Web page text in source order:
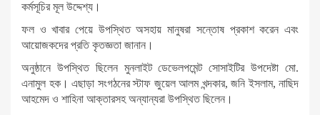
কর্মসূচির মূল উদ্দেশ্য।
ফল ও খাবার পেয়ে উপস্থিত অসহায় মানুষরা সন্তোষ প্রকাশ করেন এবং
আয়োজকদের প্রতি কৃতজ্ঞতা জানান।
অনুষ্ঠানে উপস্থিত ছিলেন মুনলাইট ডেভেলপমেন্ট সোসাইটির উপদেষ্টা মো.
এনামুল হক। এছাড়া সংগঠনের স্টাফ জুয়েল আলম খন্দকার, জনি ইসলাম, নাছিদ
আহমেদ ও শাহিনা আক্তারসহ অন্যান্যরা উপস্থিত ছিলেন।